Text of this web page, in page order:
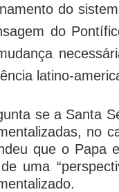
do
do
latino-
se a Santa
no
que o Papa
uma